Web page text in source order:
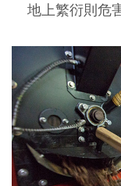
地上繁衍則危